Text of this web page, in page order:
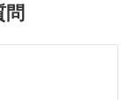
問